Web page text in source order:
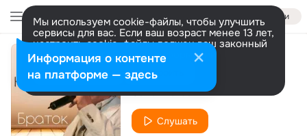
Войти
Мы используем cookie-файлы, чтобы улучшить
сервисы для вас. Если ваш возраст менее 13 лет,
настроить cookie-файлы должен ваш законный
представитель. Больше информации
Разрешить все Настроить
Не судите меня
Семён Катаев
Слушать
Информация о контенте
на платформе — здесь